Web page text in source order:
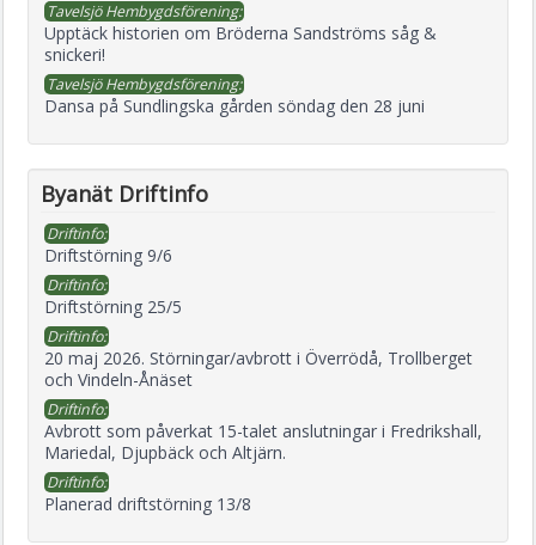
Tavelsjö Hembygdsförening:
Upptäck historien om Bröderna Sandströms såg &
snickeri!
Tavelsjö Hembygdsförening:
Dansa på Sundlingska gården söndag den 28 juni
Byanät Driftinfo
Driftinfo:
Driftstörning 9/6
Driftinfo:
Driftstörning 25/5
Driftinfo:
20 maj 2026. Störningar/avbrott i Överrödå, Trollberget
och Vindeln-Ånäset
Driftinfo:
Avbrott som påverkat 15-talet anslutningar i Fredrikshall,
Mariedal, Djupbäck och Altjärn.
Driftinfo:
Planerad driftstörning 13/8